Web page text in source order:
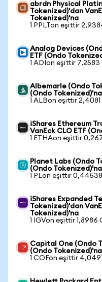
abrdn Physical
Tokenized)'dan
Tokenized)'na
1 PPLTon eşittir
Analog Devices
ETF (Ondo
1 ADIon eşittir 7,2583
Albemarle (Ondo
(Ondo Tokenized)'na
1 ALBon eşittir
iShares Ethereum
VanEck CLO ETF
1 ETHAon eşittir
Planet Labs (Ondo
(Ondo Tokenized)'na
1 PLon eşittir
iShares Expanded
Tokenized)'dan
Tokenized)'na
1 IGVon eşittir 1,8986
Capital One (Ondo
(Ondo Tokenized)'na
1 COFon eşittir